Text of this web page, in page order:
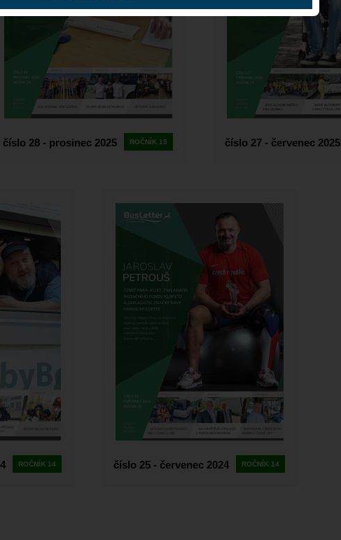
číslo 28 - prosinec 2025 ROČNÍK 15 číslo 27 - červenec 2025
ROČNÍK 14 číslo 25 - červenec 2024 ROČNÍK 14